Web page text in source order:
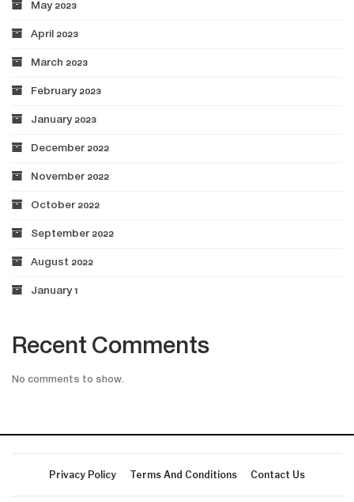
May 2023
April 2023
March 2023
February 2023
January 2023
December 2022
November 2022
October 2022
September 2022
August 2022
January 1
Recent Comments
No comments to show.
Privacy Policy Terms And Conditions Contact Us